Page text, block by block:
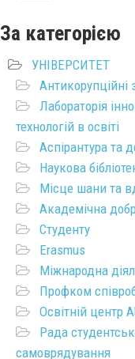
За категорією
УНІВЕРСИТЕТ
Антикорупційні
Лабораторія
технологій в освіті
Аспірантура та
Наукова
Місце шани та
Академічна
Студенту
Erasmus
Міжнародна
Профком
Освітній центр
Рада
самоврядування